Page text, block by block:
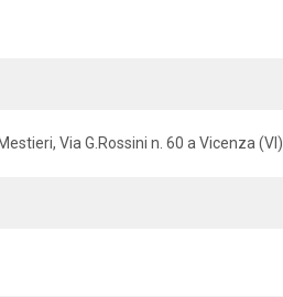
Via G.Rossini n. 60 a Vicenza (VI)